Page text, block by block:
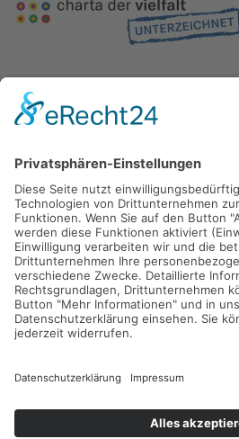
Gefördert durch die
Freie und Hansestadt Hamburg
SUCHT.HAMBURG gGmbH